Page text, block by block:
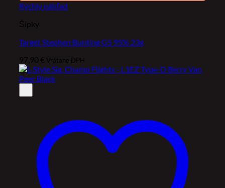
Rýchly náhľad
Šípky
Target Stephen Bunting G5 95% 23g
97,90 € Vrátane DPH